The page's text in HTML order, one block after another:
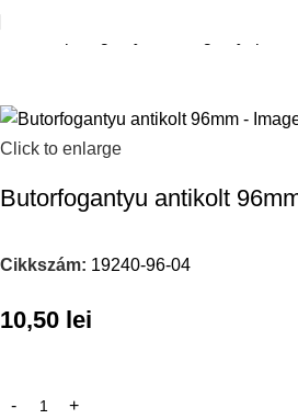
Click to enlarge
Butorfogantyu antikolt
Cikkszám: 19240-96-04
10,50 lei